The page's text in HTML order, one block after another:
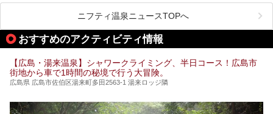
いった個性が魅力の温泉も、どちらも充実している広島県。
今回は、そんな広島県にある温浴施設のなかから、筆者が
「一度訪ねてみたい」と気になっている魅力的な施設を5件
ピックアップして紹介します。
※2021/07/30時点の情報です。
ニフティ温泉ニュースTOPへ
おすすめのアクティビティ情報
【広島・湯来温泉】シャワークライミング、半日コース！広島市
街地から車で1時間の秘境で行う大冒険。
広島県 広島市佐伯区湯来町多田2563-1 湯来ロッジ隣